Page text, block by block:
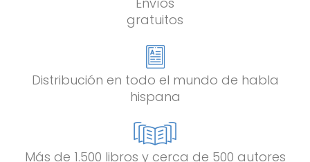
gratuitos
Distribución en todo el mundo de habla
hispana
Más de 1.500 libros y cerca de 500 autores